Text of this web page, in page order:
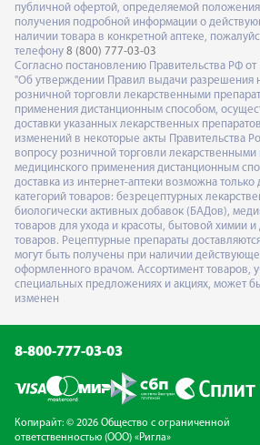
публичной офертой, определяемой
получения подробной информации о
наличии товара в конкретной аптеке,
телефону 8 (800) 777-03-03
Согласно постановлению Правительства РФ
"Об утверждении Правил выдачи разрешения
розничной торговли лекарственными
применения дистанционным способом,
доставки указанных лекарственных
изменений в некоторые акты Правительства
вопросу розничной торговли лекарственными
медицинского применения дистанционным
доставка из интернет-аптеки возможна
категорий товаров: безрецептурных
биологически активных добавок (БАДов),
товаров для ухода и красоты, бытовой химии и
товаров. Рецептурные препараты
могут быть получены при наличии
оформленного врачом. Ассортимент товаров,
специальных предложениях и акциях, может
изменен
8-800-777-03-03
Копирайт: © 2026 Общество с ограниченной
ответственностью (ООО) «Ригла»